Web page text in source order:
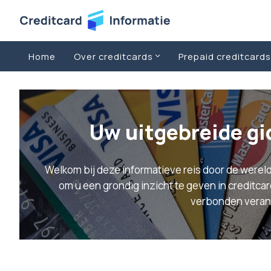
Home Over creditcards Prepaid creditcards
Uw uitgebreide
Welkom bij deze informatieve reis door de
om u een grondig inzicht te geven in
verbonden